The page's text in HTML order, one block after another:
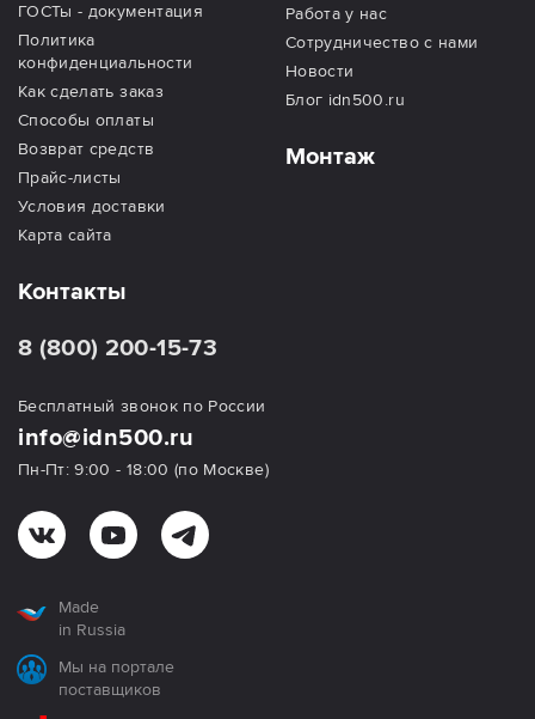
ГОСТы - документация
Политика
конфиденциальности
Как сделать заказ
Способы оплаты
Возврат средств
Прайс-листы
Условия доставки
Карта сайта
Работа у нас
Сотрудничество с нами
Новости
Блог idn500.ru
Монтаж
Контакты
8 (800) 200-15-73
Бесплатный звонок по России
info@idn500.ru
Пн-Пт: 9:00 - 18:00 (по Москве)
Made
in Russia
Мы на портале
поставщиков